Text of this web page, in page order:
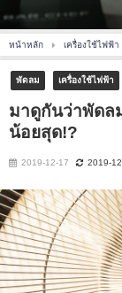
หน้าหลัก เครื่องใช้ไฟฟ้า
พัดลม เครื่องใช้ไฟฟ้า
มาดูกันว่าพัดล
น้อยสุด!?
2019-12-17 2019-